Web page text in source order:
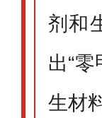
剂和
出“
生材